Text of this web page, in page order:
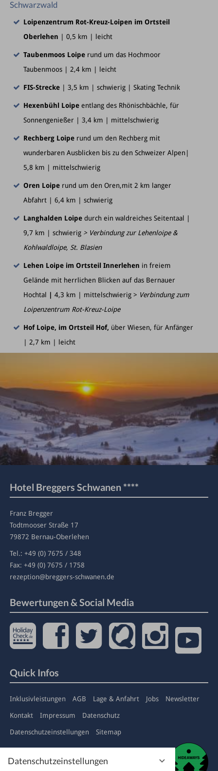
Datenschutzeinstellungen
Schwarzwald
Loipenzentrum Rot-Kreuz-Loipen im Ortsteil
Oberlehen | 0,5 km | leicht
Taubenmoos Loipe rund um das Hochmoor
Taubenmoos | 2,4 km | leicht
FIS-Strecke | 3,5 km | schwierig | Skating Technik
Hexenbühl Loipe entlang des Rhönischbächle, für
Sonnengenießer | 3,4 km | mittelschwierig
Rechberg Loipe rund um den Rechberg mit
wunderbaren Ausblicken bis zu den Schweizer Alpen|
5,8 km | mittelschwierig
Oren Loipe rund um den Oren,mit 2 km langer
Abfahrt | 6,4 km | schwierig
Langhalden Loipe durch ein waldreiches Seitentaal |
9,7 km | schwierig > Verbindung zur Lehenloipe &
Kohlwaldloipe, St. Blasien
Lehen Loipe im Ortsteil Innerlehen in freiem
Gelände mit herrlichen Blicken auf das Bernauer
Hochtal | 4,3 km | mittelschwierig > Verbindung zum
Loipenzentrum Rot-Kreuz-Loipe
Hof Loipe, im Ortsteil Hof, über Wiesen, für Anfänger
| 2,7 km | leicht
Hotel Breggers Schwanen ****
Franz Bregger
Todtmooser Straße 17
79872 Bernau-Oberlehen
Tel.: +49 (0) 7675 / 348
Fax: +49 (0) 7675 / 1758
rezeption@breggers-schwanen.de
Bewertungen & Social Media
Quick Infos
Inklusivleistungen AGB Lage & Anfahrt Jobs Newsletter
Kontakt Impressum Datenschutz
Datenschutzeinstellungen Sitemap